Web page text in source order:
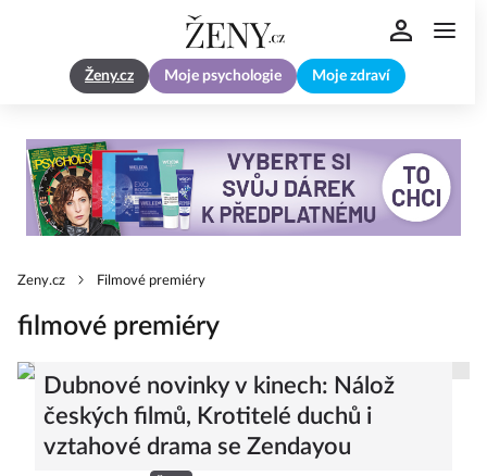
Ženy.cz Moje psychologie Moje zdraví
Zeny.cz Filmové premiéry
filmové premiéry
Dubnové novinky v kinech: Nálož
českých filmů, Krotitelé duchů i
vztahové drama se Zendayou